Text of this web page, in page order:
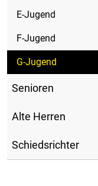
E-Jugend
F-Jugend
G-Jugend
Senioren
Alte Herren
Schiedsrichter